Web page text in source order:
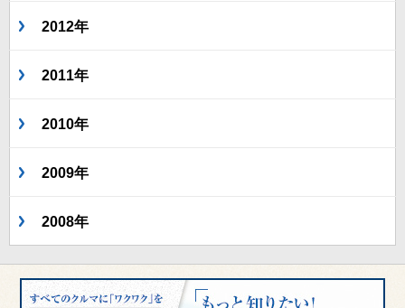
2012年
2011年
2010年
2009年
2008年